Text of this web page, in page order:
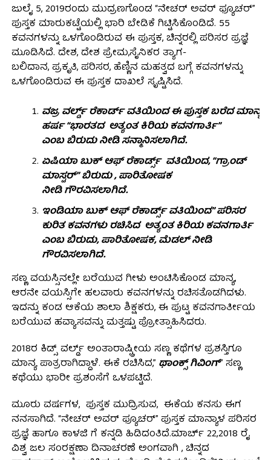
ಜುಲೈ 5, 2019ರಂದು ಮುದ್ರಣಗೊಂಡ “ನೇಚರ್ ಅವರ್ ಫ್ಯೂಚರ್”
ಪುಸ್ತಕ ಮಾರುಕಟ್ಟೆಯಲ್ಲಿ ಭಾರಿ ಬೇಡಿಕೆ ಗಿಟ್ಟಿಸಿಕೊಂಡಿದೆ. 55
ಕವನಗಳನ್ನು ಒಳಗೊಂಡಿರುವ ಈ ಪುಸ್ತಕ, ಚಿನ್ನರಲ್ಲಿ ಪರಿಸರ ಪ್ರಜ್ಞೆ
ಮೂಡಿಸಿದೆ. ದೇಶ, ದೇಶ ಪ್ರೇಮ,ಸೈನಿಕರ‌ ತ್ಯಾಗ-
ಬಲಿದಾನ, ಪ್ರಕೃತಿ, ಪರಿಸರ‌, ಹೆಣ್ಣಿನ ಮಹತ್ವದ ಬಗ್ಗೆ ಕವನಗಳನ್ನು
ಒಳಗೊಂಡಿರುವ ಈ ಪುಸ್ತಕ ದಾಖಲೆ ಸೃಷ್ಟಿಸಿದೆ.
ವಜ್ರ ವರ್ಲ್ಡ್ ರೆಕಾರ್ಡ್ ವತಿಯಿಂದ ಈ ಪುಸ್ತಕ ಬರೆದ ಮಾನ್ಯ
ಹರ್ಷ “ಭಾರತದ ಅತ್ಯಂತ ಕಿರಿಯ ಕವನಗಾರ್ತಿ”
ಎಂಬ ಬಿರುದು ನೀಡಿ ಸನ್ಮಾನಿಸಲಾಗಿದೆ.
ಏಷಿಯಾ ಬುಕ್ ಆಫ್ ರೆಕಾರ್ಡ್ಸ್ ವತಿಯಿಂದ, “ಗ್ರಾಂಡ್
ಮಾಸ್ಟರ್” ಬಿರುದು , ಪಾರಿತೋಷಕ
ನೀಡಿ ಗೌರವಿಸಲಾಗಿದೆ.
ಇಂಡಿಯಾ ಬುಕ್ ಆಫ್ ರೆಕಾರ್ಡ್ಸ್ ವತಿಯಿಂದ” ಪರಿಸರ
ಕುರಿತ ಕವನಗಳು ರಚಿಸಿದ ಅತ್ಯಂತ ಕಿರಿಯ ಕವನಗಾರ್ತಿ
ಎಂಬ ಬಿರುದು, ಪಾರಿತೋಷಕ, ಮೆಡಲ್ ನೀಡಿ
ಗೌರವಿಸಲಾಗಿದೆ.
ಸಣ್ಣ ವಯಸ್ಸಿನಲ್ಲೇ ಬರೆಯುವ ಗೀಳು ಅಂಟಿಸಿಕೊಂಡ ಮಾನ್ಯ,
ಆರನೇ ವಯಸ್ಸಿಗೇ ಹಲವಾರು ಕವನಗಳನ್ನು ರಚಿಸತೊಡಗಿದಳು.
ಇದನ್ನು ಕಂಡ ಆಕೆಯ ಶಾಲಾ ಶಿಕ್ಷಕರು, ಈ ಪುಟ್ಟ ಕವನಗಾರ್ತೀಯ
ಬರೆಯುವ ಹವ್ಯಾಸವನ್ನು ಮತ್ತಷ್ಟು ಪ್ರೋತ್ಸಾಹಿಸಿದರು.
2018ರ ಕಿಡ್ಸ್ ವರ್ಲ್ಡ್ ಅಂತಾರಾಷ್ಟ್ರೀಯ ಸಣ್ಣ ಕಥೆಗಳ ಪ್ರಶಸ್ತಿಗೂ
ಮಾನ್ಯ ಪಾತ್ರರಾಗಿದ್ದಾಳೆ. ಈಕೆ ರಚಿಸಿದ,” ಥಾಂಕ್ಸ್ ಗಿವಿಂಗ್” ಸಣ್ಣ
ಕಥೆಯು ಭಾರೀ ಪ್ರಶಂಸೆಗೆ ಒಳಪಟ್ಟಿದೆ.
ಮೂರು ವರ್ಷಗಳ, ಪುಸ್ತಕ ಮುದ್ರಿಸುವ, ಈಕೆಯ ಕನಸು ಈಗ
ನನಸಾಗಿದೆ. “ನೇಚರ್ ಅವರ್ ಫ್ಯೂಚರ್” ಪುಸ್ತಕ ಮಾನ್ಯಾಳ ಪರಿಸರ
ಪ್ರಜ್ಞೆ ಹಾಗೂ ಕಾಳಜಿ ಗೆ ಕನ್ನಡಿ ಹಿಡಿದಂತಿದೆ.ಮಾರ್ಚ್ 22,2018 ರೈ
ವಿಶ್ವ ಜಲ ಸಂರಕ್ಷಣಾ ದಿನಾಚರಣೆ ಅಂಗವಾಗಿ , ಚಿನ್ನದ